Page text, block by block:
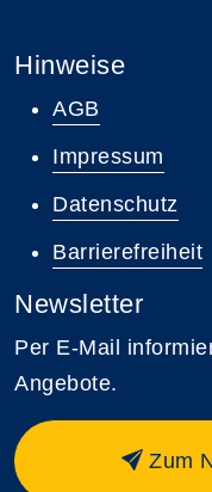
Hinweise
AGB
Impressum
Datenschutz
Barrierefreiheit
Newsletter
Per E-Mail
Angebote.
Zum